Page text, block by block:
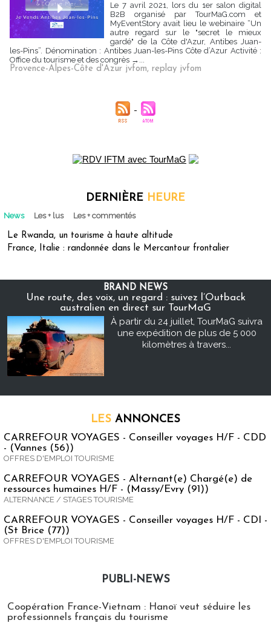
Le 7 avril 2021, lors du 1er salon digital
B2B organisé par TourMaG.com et
MyEventStory avait lieu le webinaire “Un
autre regard sur le "secret le mieux
gardé" de la Côte d'Azur, Antibes Juan-
les-Pins”. Dénomination : Antibes Juan-les-Pins Côte d’Azur Activité :
Office du tourisme et des congrès →...
Provence-Alpes-Côte d'Azur jvfom, replay jvfom
DERNIÈRE HEURE
News Les + lus Les + commentés
Le Rwanda, un tourisme à haute altitude
France, Italie : randonnée dans le Mercantour frontalier
BRAND NEWS
Une route, des voix, un regard : suivez l’Outback
australien en direct sur TourMaG
À partir du 24 juillet, TourMaG suivra
une expédition de plus de 5 000
kilomètres à travers...
LES ANNONCES
CARREFOUR VOYAGES - Conseiller voyages H/F - CDD
- (Vannes (56))
OFFRES D'EMPLOI TOURISME
CARREFOUR VOYAGES - Alternant(e) Chargé(e) de
ressources humaines H/F - (Massy/Evry (91))
ALTERNANCE / STAGES TOURISME
CARREFOUR VOYAGES - Conseiller voyages H/F - CDI -
(St Brice (77))
OFFRES D'EMPLOI TOURISME
PUBLI-NEWS
Coopération France-Vietnam : Hanoï veut séduire les
professionnels français du tourisme